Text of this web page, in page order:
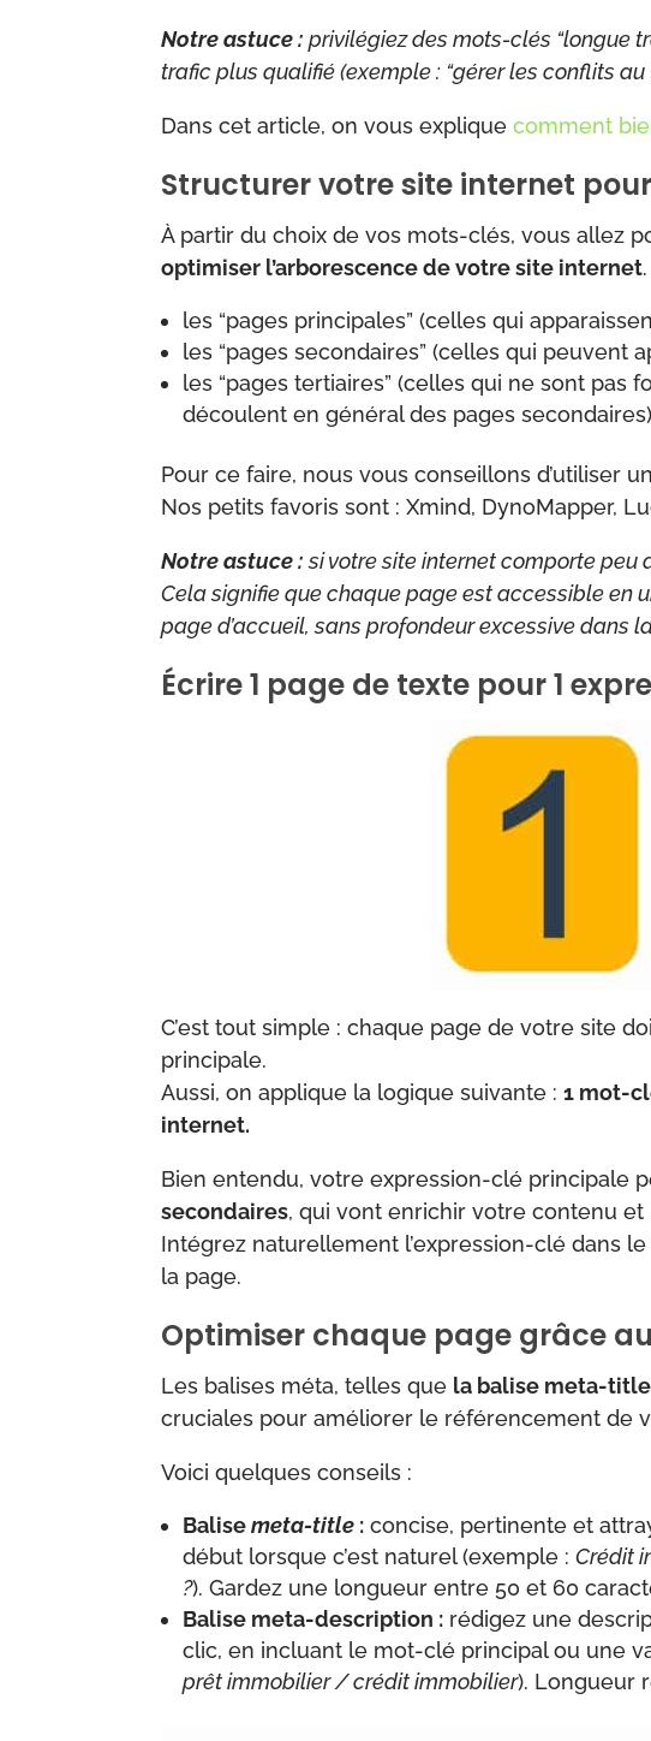
Notre astuce : privilégiez des mots-clés “longue
trafic plus qualifié (exemple : “gérer les conflits au
Dans cet article, on vous expliquecomment
Structurer votre site internet
À partir du choix de vos mots-clés, vous allez
optimiser l’arborescence de votre site internet
les “pages principales” (celles qui
les “pages secondaires” (celles qui peuvent
les “pages tertiaires” (celles qui ne sont pas
découlent en général des pages
Pour ce faire, nous vous conseillons d’utiliser
Nos petits favoris sont : Xmind, DynoMapper,
Notre astuce : si votre site internet comporte peu
Cela signifie que chaque page est accessible en
page d’accueil, sans profondeur excessive dans
Écrire 1 page de texte pour 1
C’est tout simple : chaque page de votre site
principale.
Aussi, on applique la logique suivante :1 mot-
internet.
Bien entendu, votre expression-clé principale
secondaires, qui vont enrichir votre contenu
Intégrez naturellement l’expression-clé dans
la page.
Optimiser chaque page grâce
Les balises méta, telles que la balise meta-
cruciales pour améliorer le référencement de
Voici quelques conseils :
Balisemeta-title : concise, pertinente et
début lorsque c’est naturel (exemple :Crédit
?). Gardez une longueur entre 50 et 60
Balise meta-description : rédigez une
clic, en incluant le mot-clé principal ou une
prêt immobilier / crédit immobilier). Longueur